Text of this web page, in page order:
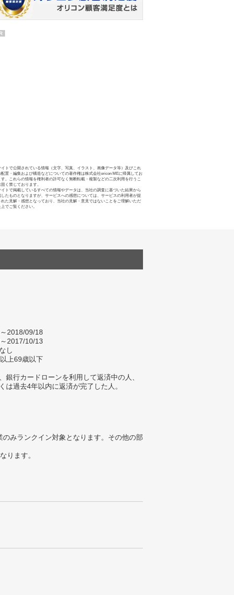
イトで公開されている情報（文字、写真、イラスト、画像データ等）及びこれ
配置・編集および構造などについての著作権は株式会社oricon MEに帰属してお
す。これらの情報を権利者の許可なく無断転載・複製などの二次利用を行うこ
固く禁じております。
イトで掲載しているすべての情報やデータは、当社の調査に基づいた結果から
したものとなりますが、サービスへの感想については、サービスの利用者が提
れた見解・感想となっており、当社の見解・意見ではないことをご理解いただ
上でご覧ください。
2018/09/18
2017/10/13
し
上69歳以下
銀行カードローンを利用して返済中の人、
は過去4年以内に返済が完了した人。
みランクイン対象となります。その他の部
ります。